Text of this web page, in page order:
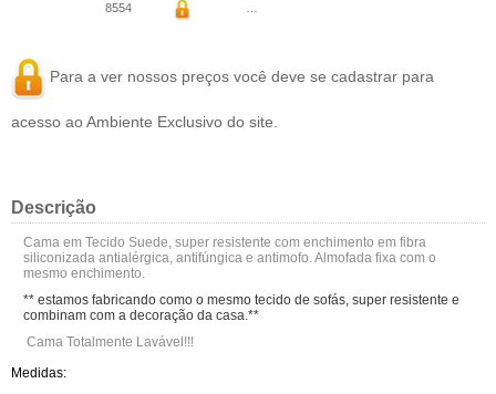
8554
Para a ver nossos preços você deve se cadastrar para
acesso ao Ambiente Exclusivo do site.
Descrição
Cama em Tecido Suede, super resistente com enchimento em fibra
siliconizada antialérgica, antifúngica e antimofo. Almofada fixa com o
mesmo enchimento.
** estamos fabricando como o mesmo tecido de sofás, super resistente e
combinam com a decoração da casa.**
Cama Totalmente Lavável!!!
Medidas: